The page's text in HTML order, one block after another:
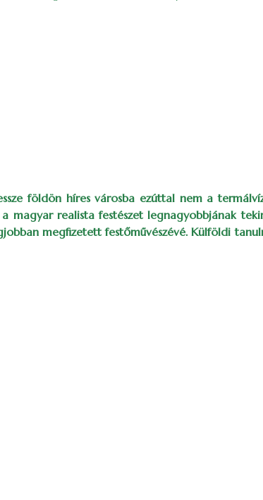
földön híres városba ezúttal nem a
magyar realista festészet legnagyobbjának
megfizetett festőművészévé. Külföldi